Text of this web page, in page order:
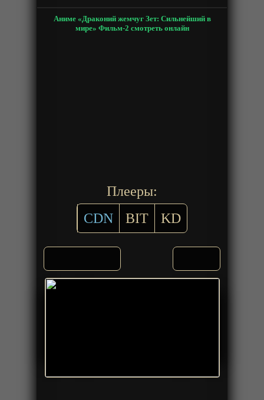
Аниме «Драконий жемчуг Зет: Сильнейший в
мире» Фильм-2 смотреть онлайн
Плееры:
CDN
BIT KD